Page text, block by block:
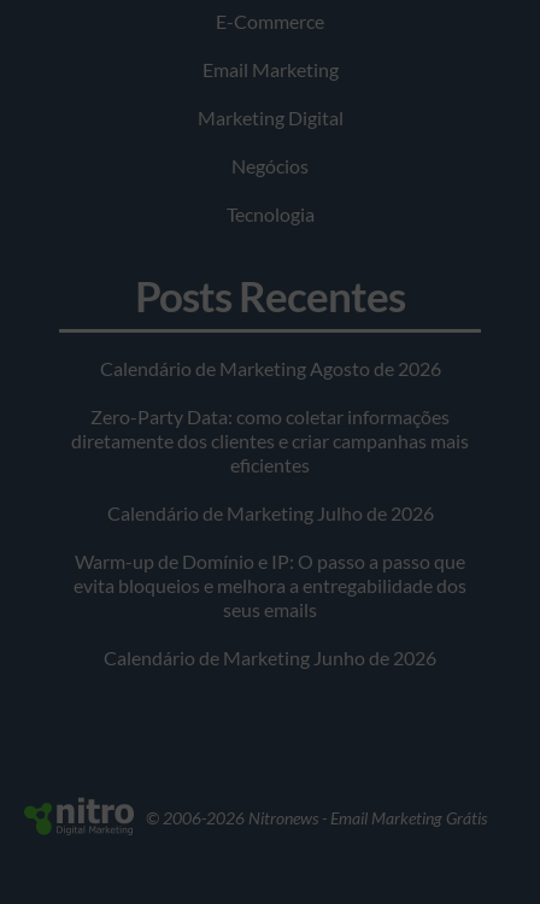
E-Commerce
Email Marketing
Marketing Digital
Negócios
Tecnologia
Posts Recentes
Calendário de Marketing Agosto de 2026
Zero-Party Data: como coletar informações
diretamente dos clientes e criar campanhas mais
eficientes
Calendário de Marketing Julho de 2026
Warm-up de Domínio e IP: O passo a passo que
evita bloqueios e melhora a entregabilidade dos
seus emails
Calendário de Marketing Junho de 2026
© 2006-2026 Nitronews - Email Marketing Grátis